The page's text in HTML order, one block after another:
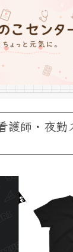
護師・夜勤